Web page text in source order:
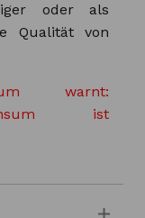
oder als
Qualität von
warnt:
ist